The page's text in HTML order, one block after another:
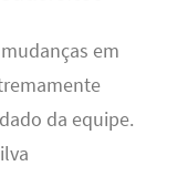
em
da equipe.